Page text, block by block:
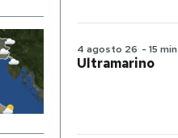
4 agosto 26 - 15 min
Ultramarino